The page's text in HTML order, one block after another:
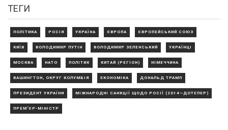
ТЕГИ
ПОЛІТИКА РОСІЯ УКРАЇНА ЄВРОПА ЄВРОПЕЙСЬКИЙ СОЮЗ
КИЇВ ВОЛОДИМИР ПУТІН ВОЛОДИМИР ЗЕЛЕНСЬКИЙ УКРАЇНЦІ
МОСКВА НАТО ПОЛІТИК КИТАЙ (РЕГІОН) НІМЕЧЧИНА
ВАШИНГТОН, ОКРУГ КОЛУМБІЯ ЕКОНОМІКА ДОНАЛЬД ТРАМП
ПРЕЗИДЕНТ УКРАЇНИ МІЖНАРОДНІ САНКЦІЇ ЩОДО РОСІЇ (2014—ДОТЕПЕР)
ПРЕМ'ЄР-МІНІСТР